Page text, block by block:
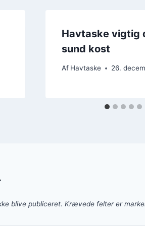
Havtaske vigtig
sund kost
Af Havtaske 26.
blive publiceret. Krævede felter er